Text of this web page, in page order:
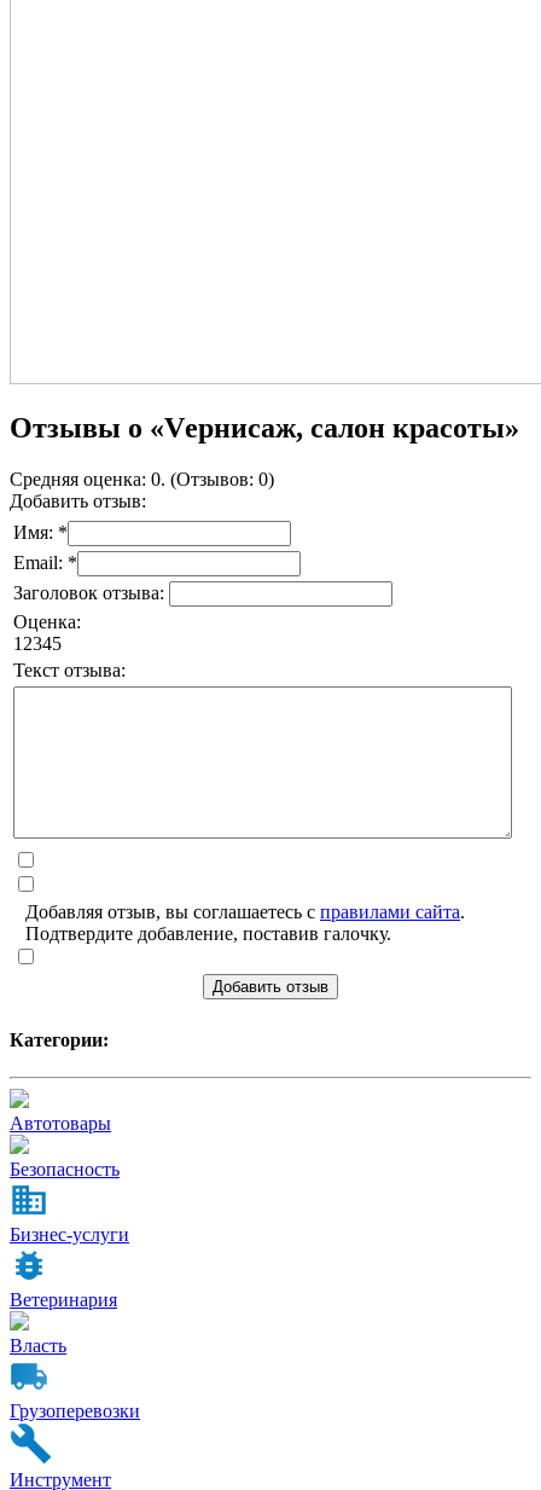
Отзывы о «Vернисаж, салон красоты»
Средняя оценка: 0. (Отзывов: 0)
Добавить отзыв:
Имя: *
Email: *
Заголовок отзыва:
Оценка:
1 2345
Текст отзыва:
Добавляя отзыв, вы соглашаетесь с правилами сайта.
Подтвердите добавление, поставив галочку.
Добавить отзыв
Категории:
Автотовары
Безопасность
Бизнес-услуги
Ветеринария
Власть
Грузоперевозки
Инструмент